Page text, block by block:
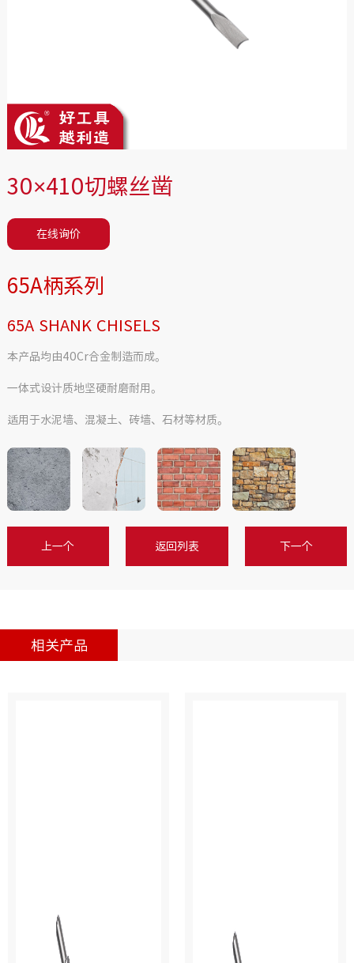
30×410切螺丝凿
在线询价
65A柄系列
65A SHANK CHISELS
本产品均由40Cr合金制造而成。
一体式设计质地坚硬耐磨耐用。
适用于水泥墙、混凝土、砖墙、石材等材质。
上一个 返回列表 下一个
相关产品